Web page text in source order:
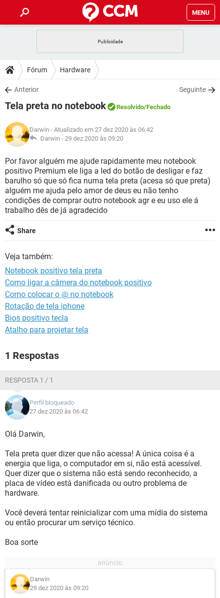
MENU
CELULAR
OUTLOOK
INSTAGRAM GMAIL
GUIA DE COMPRAS
DICAS
JOGOS
INSTAGRAM GMAIL
GUIA DE COMPRAS
DOWNLOADS
JOGOS WHATSAPP
CELULAR
OUTLOOK EXCEL
INSTAGRAM GMAIL
GUIA DE COMPRAS
FÓRUM
JOGOS WHATSAPP
CELULAR
OUTLOOK EXCEL
INSTAGRAM GMAIL
GUIA DE COMPRAS
GLOSSÁRIO
JOGOS WHATSAPP
CELULAR FACEBOOK
OUTLOOK EXCEL
INSTAGRAM
GUIA DE COMPRAS
Fórum Hardware
Anterior Seguinte
Tela preta no notebook Resolvido/Fechado
Darwin - Atualizado em 27 dez 2020 às 06:42
Darwin - 29 dez 2020 às 09:20
Por favor alguém me ajude rapidamente meu notebook
positivo Premium ele liga a led do botão de desligar e faz
barulho só que só fica numa tela preta (acesa só que preta)
alguém me ajuda pelo amor de deus eu não tenho
condições de comprar outro notebook agr e eu uso ele á
trabalho dês de já agradecido
Share
Veja também:
Notebook positivo tela preta
Como ligar a câmera do notebook positivo
Como colocar o @ no notebook
Rotação de tela iphone
Bios positivo tecla
Atalho para projetar tela
1 Respostas
RESPOSTA 1 / 1
Perfil bloqueado
27 dez 2020 às 06:42
Olá Darwin,
Tela preta quer dizer que não acessa! A única coisa é a
energia que liga, o computador em si, não está acessível.
Quer dizer que o sistema não está sendo reconhecido, a
placa de vídeo está danificada ou outro problema de
hardware.
Você deverá tentar reinicializar com uma mídia do sistema
ou então procurar um serviço técnico.
Boa sorte
Darwin
29 dez 2020 às 09:20